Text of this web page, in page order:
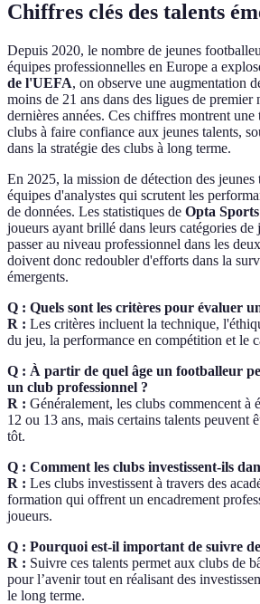
Chiffres clés des talents
Depuis 2020, le nombre de jeunes
équipes professionnelles en Europe a
de l'UEFA, on observe une augmentation
moins de 21 ans dans des ligues de premier
dernières années. Ces chiffres montrent une
clubs à faire confiance aux jeunes talents,
dans la stratégie des clubs à long terme.
En 2025, la mission de détection des jeunes
équipes d'analystes qui scrutent les
de données. Les statistiques de Opta Sports
joueurs ayant brillé dans leurs catégories de
passer au niveau professionnel dans les
doivent donc redoubler d'efforts dans la
émergents.
Q : Quels sont les critères pour évaluer
R : Les critères incluent la technique,
du jeu, la performance en compétition et le
Q : À partir de quel âge un footballeur
un club professionnel ?
R : Généralement, les clubs commencent à
12 ou 13 ans, mais certains talents peuvent
tôt.
Q : Comment les clubs investissent-ils
R : Les clubs investissent à travers des
formation qui offrent un encadrement
joueurs.
Q : Pourquoi est-il important de suivre
R : Suivre ces talents permet aux clubs de
pour l’avenir tout en réalisant des
le long terme.